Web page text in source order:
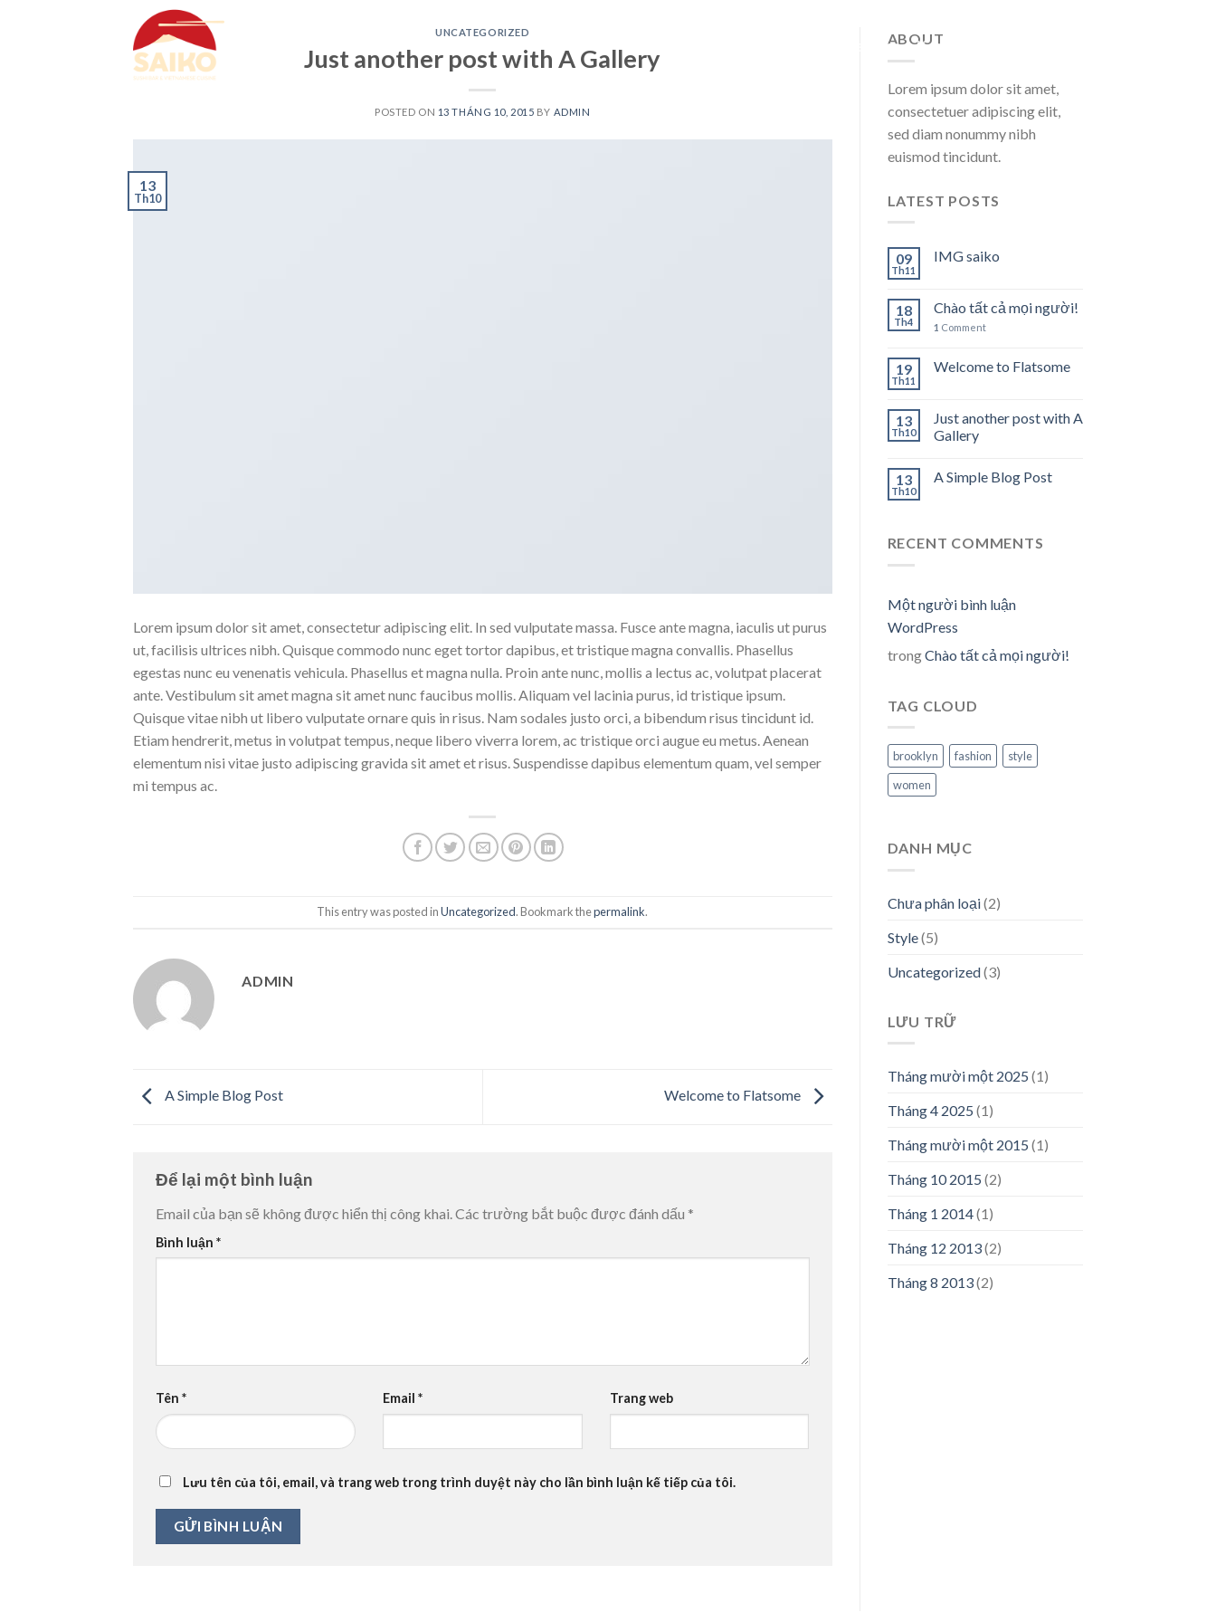
Über Uns Kontakt & Impresseum
UNCATEGORIZED
Just another post with A Gallery
POSTED ON 13 THÁNG 10, 2015 BY ADMIN
13
Th10
Lorem ipsum dolor sit amet, consectetur adipiscing elit. In sed vulputate massa. Fusce ante magna, iaculis ut purus
ut, facilisis ultrices nibh. Quisque commodo nunc eget tortor dapibus, et tristique magna convallis. Phasellus
egestas nunc eu venenatis vehicula. Phasellus et magna nulla. Proin ante nunc, mollis a lectus ac, volutpat placerat
ante. Vestibulum sit amet magna sit amet nunc faucibus mollis. Aliquam vel lacinia purus, id tristique ipsum.
Quisque vitae nibh ut libero vulputate ornare quis in risus. Nam sodales justo orci, a bibendum risus tincidunt id.
Etiam hendrerit, metus in volutpat tempus, neque libero viverra lorem, ac tristique orci augue eu metus. Aenean
elementum nisi vitae justo adipiscing gravida sit amet et risus. Suspendisse dapibus elementum quam, vel semper
mi tempus ac.
This entry was posted inUncategorized. Bookmark thepermalink.
ADMIN
A Simple Blog Post Welcome to Flatsome
Để lại một bình luận
Email của bạn sẽ không được hiển thị công khai. Các trường bắt buộc được đánh dấu *
Bình luận *
Tên * Email * Trang web
Lưu tên của tôi, email, và trang web trong trình duyệt này cho lần bình luận kế tiếp của tôi.
ABOUT
Lorem ipsum dolor sit amet,
consectetuer adipiscing elit,
sed diam nonummy nibh
euismod tincidunt.
LATEST POSTS
09
Th11
IMG saiko
18
Th4
Chào tất cả mọi người!
1 Comment
19
Th11
Welcome to Flatsome
13
Th10
Just another post with A
Gallery
13
Th10
A Simple Blog Post
RECENT COMMENTS
Một người bình luận
WordPress
trongChào tất cả mọi người!
TAG CLOUD
brooklyn fashion
style
women
DANH MỤC
Chưa phân loại(2)
Style(5)
Uncategorized(3)
LƯU TRỮ
Tháng mười một 2025 (1)
Tháng 4 2025 (1)
Tháng mười một 2015 (1)
Tháng 10 2015 (2)
Tháng 1 2014(1)
Tháng 12 2013(2)
Tháng 8 2013(2)